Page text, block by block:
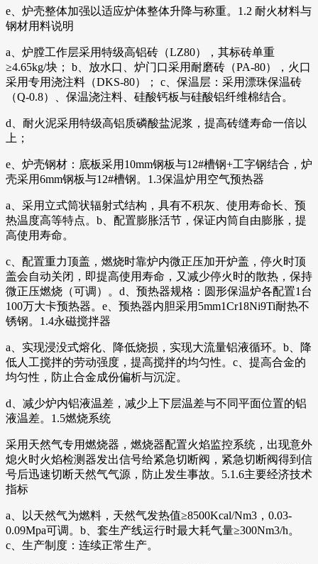
e、炉壳整体加强以适应炉体整体升降与称重。1.2 耐火材料与
钢材用料说明
a、炉膛工作层采用特级高铝砖（LZ80），其标砖单重
≥4.65kg/块； b、放水口、炉门口采用耐磨砖（PA-80），火口
采用专用浇注料（DKS-80）； c、保温层：采用漂珠保温砖
（Q-0.8）、保温浇注料、硅酸钙板与硅酸铝纤维棉结合。
d、耐火泥采用特级高铝质磷酸盐泥浆，提高砖缝寿命一倍以
上；
e、炉壳钢材：底板采用10mm钢板与12#槽钢+工字钢结合，炉
壳采用6mm钢板与12#槽钢。1.3保温炉用空气预热器
a、采用立式筒状辐射式结构，具有不积灰、使用寿命长、预
热温度高等特点。b、配置膨胀活节，保证内筒自由膨胀，提
高使用寿命。
c、配置重力顶盖，燃烧时靠炉内微正压加开炉盖，停火时顶
盖会自动关闭，即提高使用寿命，又减少停火时的散热，保持
微正压燃烧（可调）。d、预热器规格：圆形保温炉各配置1台
100万大卡预热器。e、预热器内胆采用5mm1Cr18Ni9Ti耐热不
锈钢。1.4永磁搅拌器
a、实现浸没式熔化、降低烧损，实现大流量铝液循环。b、降
低人工搅拌的劳动强度，提高搅拌的均匀性。c、提高合金的
均匀性，防止合金成份偏析与沉淀。
d、减少炉内铝液温差，减少上下层温差与不同平面位置的铝
液温差。1.5燃烧系统
采用天然气专用燃烧器，燃烧器配置火焰监控系统，出现意外
熄火时火焰检测器发出信号给紧急切断阀，紧急切断阀得到信
号后迅速切断天然气气源，防止发生事故。5.1.6主要经济技术
指标
a、以天然气为燃料，天然气发热值≥8500Kcal/Nm3，0.03-
0.09Mpa可调。b、套生产线运行时最大耗气量≥300Nm3/h。
c、生产制度：连续正常生产。